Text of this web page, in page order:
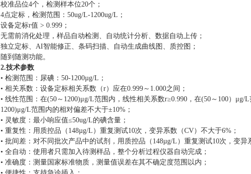
校准品位4个，检测样本位20个；
4点定标，检测范围： 50ug/L-1200ug/L ；
设备定标r值 > 0.999 ；
无需前消化处理，样品自动检测、自动统计分析、数据自动上传；
独立定标、 AI智能修正、条码扫描、自动生成曲线图、质控图；
随到随测功能。
2.技术参数
• 检测范围：尿碘： 50-1200µg/L ；
• 相关系数：设备定标相关系数（r）应在0.999 ～ 1.000之间；
• 线性范围：在(50 ～ 1200)μg/L范围内，线性相关系数r≥0.990 ，在(50 ～ 100）μg/L
1200)μg/L范围内的相对偏差不大于±10% ；
• 灵敏度：最小响应值≤50ug/L的碘含量；
• 重复性：用质控品（ 148µg/L ）重复测试10次，变异系数（CV）不大于6% ；
• 批间差：对不同批次产品中的试剂，用质控品（ 148µg/L ）重复测试10次，变异
• 全自动：使用者只需加入待测样品，整个分析过程仪器自动完成；
• 准确度：测量国家标准物质，测量值误差在其不确定度范围以内；